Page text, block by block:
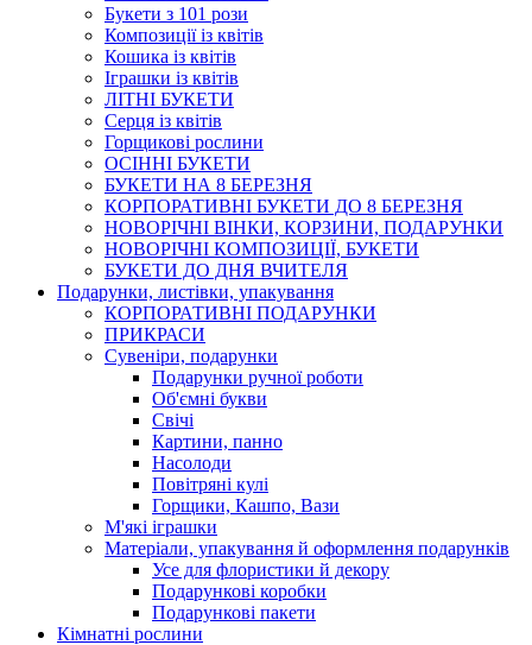
Букети з 101 рози
Композиції із квітів
Кошика із квітів
Іграшки із квітів
ЛІТНІ БУКЕТИ
Серця із квітів
Горщикові рослини
ОСІННІ БУКЕТИ
БУКЕТИ НА 8 БЕРЕЗНЯ
КОРПОРАТИВНІ БУКЕТИ ДО 8 БЕРЕЗНЯ
НОВОРІЧНІ ВІНКИ, КОРЗИНИ, ПОДАРУНКИ
НОВОРІЧНІ КОМПОЗИЦІЇ, БУКЕТИ
БУКЕТИ ДО ДНЯ ВЧИТЕЛЯ
Подарунки, листівки, упакування
КОРПОРАТИВНІ ПОДАРУНКИ
ПРИКРАСИ
Сувеніри, подарунки
Подарунки ручної роботи
Об'ємні букви
Свічі
Картини, панно
Насолоди
Повітряні кулі
Горщики, Кашпо, Вази
М'які іграшки
Матеріали, упакування й оформлення подарунків
Усе для флористики й декору
Подарункові коробки
Подарункові пакети
Кімнатні рослини